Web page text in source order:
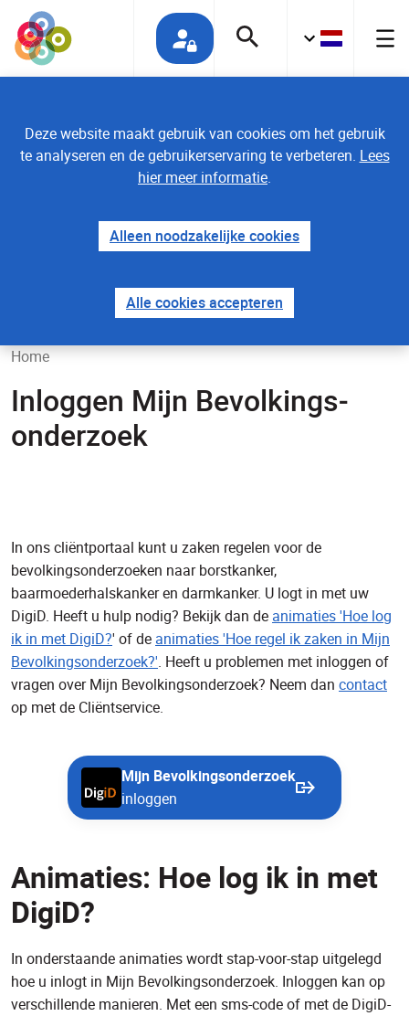
Deze website maakt gebruik van cookies om het gebruik
te analyseren en de gebruikerservaring te verbeteren. Lees
hier meer informatie.
Alleen noodzakelijke cookies
Alle cookies accepteren
Home
Inloggen Mijn Bevolkings­
onderzoek
In ons cliëntportaal kunt u zaken regelen voor de
bevolkingsonderzoeken naar borstkanker,
baarmoederhalskanker en darmkanker. U logt in met uw
DigiD. Heeft u hulp nodig? Bekijk dan de animaties 'Hoe log
ik in met DigiD?' of de animaties 'Hoe regel ik zaken in Mijn
Bevolkingsonderzoek?'. Heeft u problemen met inloggen of
vragen over Mijn Bevolkingsonderzoek? Neem dan contact
op met de Cliëntservice.
Mijn Bevolkingsonderzoek
inloggen
Animaties: Hoe log ik in met
DigiD?
In onderstaande animaties wordt stap-voor-stap uitgelegd
hoe u inlogt in Mijn Bevolkingsonderzoek. Inloggen kan op
verschillende manieren. Met een sms-code of met de DigiD-